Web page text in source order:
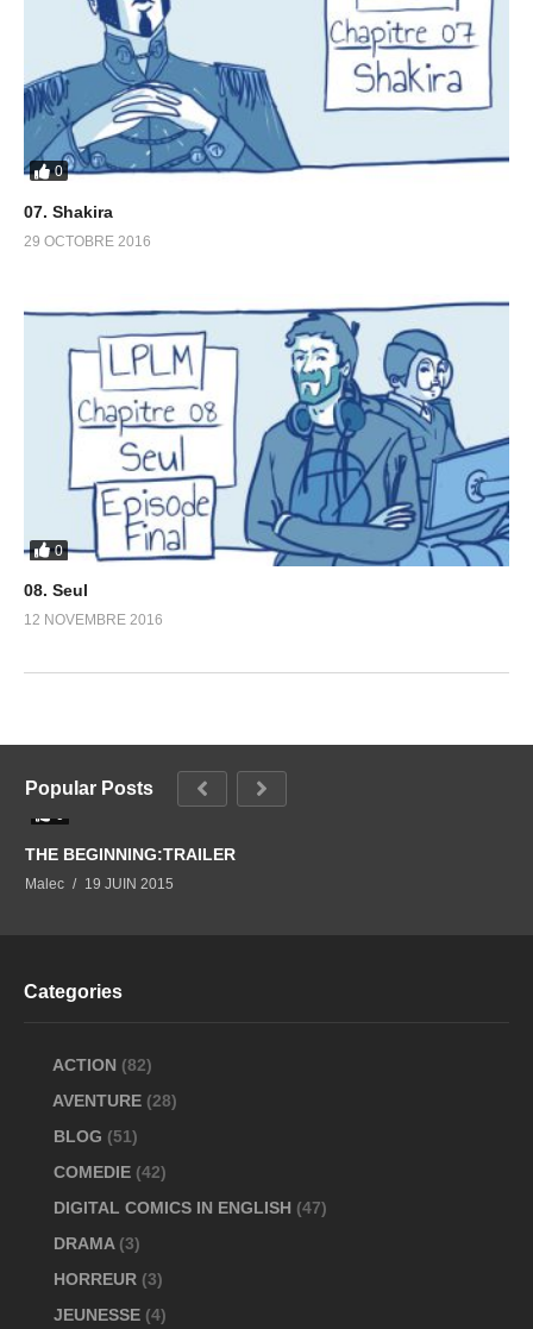
0
07. Shakira
29 OCTOBRE 2016
0
08. Seul
12 NOVEMBRE 2016
Popular Posts
THE BEGINNING:TRAILER
Malec 19 JUIN 2015
Categories
ACTION (82)
AVENTURE (28)
BLOG (51)
COMEDIE (42)
DIGITAL COMICS IN ENGLISH (47)
DRAMA (3)
HORREUR (3)
JEUNESSE (4)